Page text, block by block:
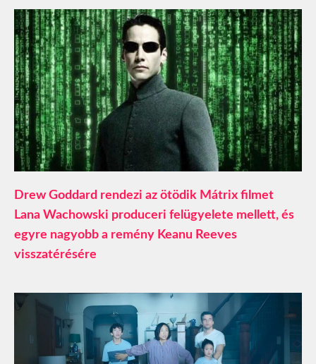
Drew Goddard rendezi az ötödik Mátrix filmet
Lana Wachowski produceri felügyelete mellett, és
egyre nagyobb a remény Keanu Reeves
visszatérésére